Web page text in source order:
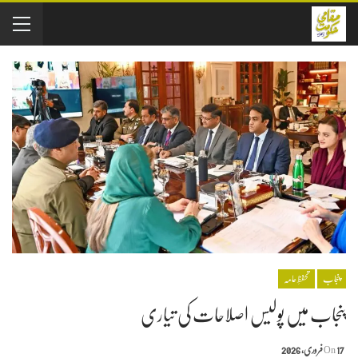
پنجاب تحفظِ عامہ
پنجاب میں پولیس اصلاحات کی تیاری
On 17 فروری, 2026